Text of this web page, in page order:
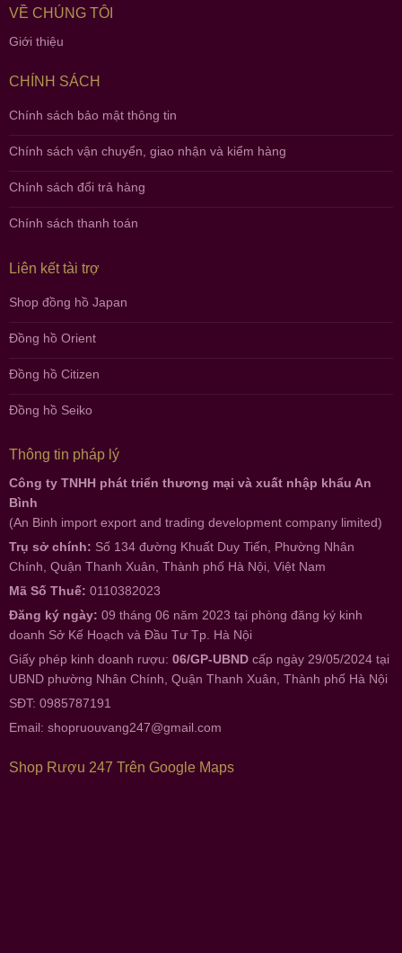
VỀ CHÚNG TÔI
Giới thiệu
CHÍNH SÁCH
Chính sách bảo mật thông tin
Chính sách vận chuyển, giao nhận và kiểm hàng
Chính sách đổi trả hàng
Chính sách thanh toán
Liên kết tài trợ
Shop đồng hồ Japan
Đồng hồ Orient
Đồng hồ Citizen
Đồng hồ Seiko
Thông tin pháp lý
Công ty TNHH phát triển thương mại và xuất nhập khẩu An
Bình
(An Binh import export and trading development company limited)
Trụ sở chính: Số 134 đường Khuất Duy Tiến, Phường Nhân
Chính, Quận Thanh Xuân, Thành phố Hà Nội, Việt Nam
Mã Số Thuế: 0110382023
Đăng ký ngày: 09 tháng 06 năm 2023 tại phòng đăng ký kinh
doanh Sở Kế Hoạch và Đầu Tư Tp. Hà Nội
Giấy phép kinh doanh rượu: 06/GP-UBND cấp ngày 29/05/2024 tại
UBND phường Nhân Chính, Quận Thanh Xuân, Thành phố Hà Nội
SĐT: 0985787191
Email: shopruouvang247@gmail.com
Shop Rượu 247 Trên Google Maps